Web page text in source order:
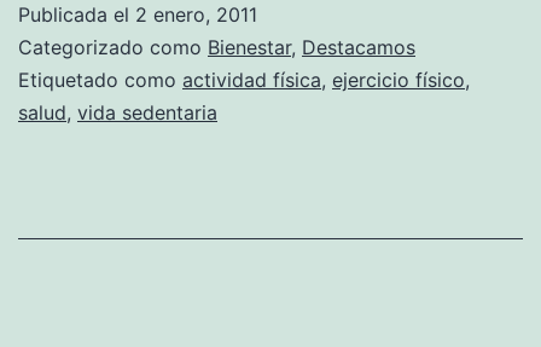
vida
donde
no
el
Publicada el 2 enero, 2011
Categorizado como Bienestar, Destacamos
Etiquetado como actividad física, ejercicio físico,
salud, vida sedentaria